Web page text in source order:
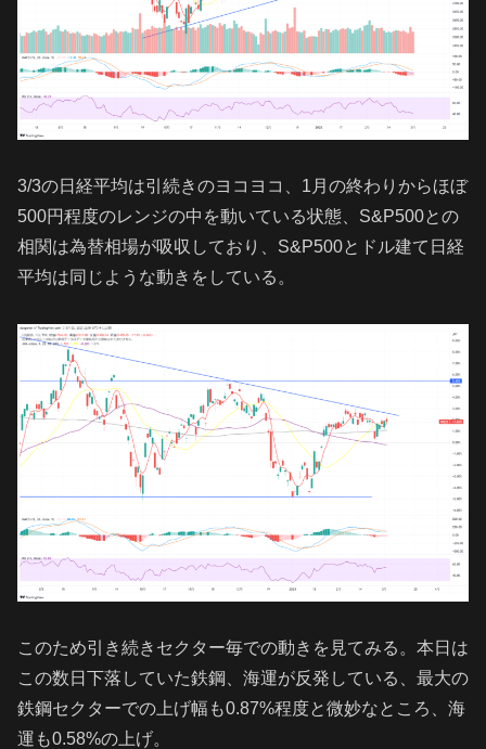
3/3の日経平均は引続きのヨコヨコ、1月の終わりからほぼ
500円程度のレンジの中を動いている状態、S&P500との
相関は為替相場が吸収しており、S&P500とドル建て日経
平均は同じような動きをしている。
このため引き続きセクター毎での動きを見てみる。本日は
この数日下落していた鉄鋼、海運が反発している、最大の
鉄鋼セクターでの上げ幅も0.87%程度と微妙なところ、海
運も0.58%の上げ。